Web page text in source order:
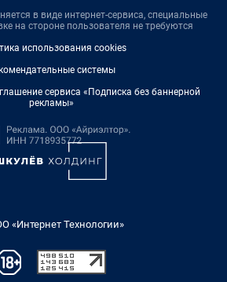
в виде интернет-сервиса, специальные
на стороне пользователя не требуются
использования cookies
системы
сервиса «Подписка без баннерной
рекламы»
«Интернет Технологии»